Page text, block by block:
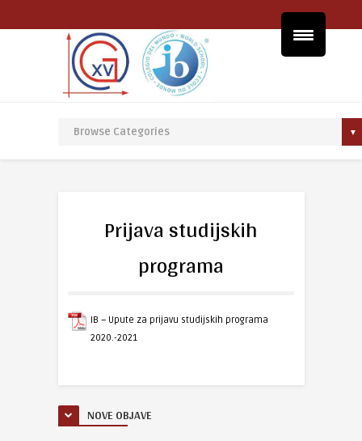
Prijava studijskih
programa
IB – Upute za prijavu studijskih programa
2020.-2021
NOVE OBJAVE